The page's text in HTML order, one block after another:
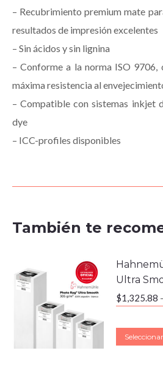
– Recubrimiento premium mate
resultados de impresión excelentes
– Sin ácidos y sin lignina
– Conforme a la norma ISO 9706,
máxima resistencia al
– Compatible con sistemas inkjet
dye
– ICC-profiles disponibles
También te
Ultra
$1,325.88